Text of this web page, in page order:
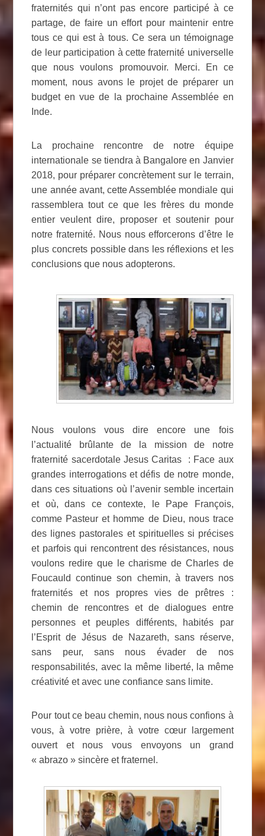
fraternités qui n’ont pas encore participé à ce
partage, de faire un effort pour maintenir entre
tous ce qui est à tous. Ce sera un témoignage
de leur participation à cette fraternité universelle
que nous voulons promouvoir. Merci. En ce
moment, nous avons le projet de préparer un
budget en vue de la prochaine Assemblée en
Inde.
La prochaine rencontre de notre équipe
internationale se tiendra à Bangalore en Janvier
2018, pour préparer concrètement sur le terrain,
une année avant, cette Assemblée mondiale qui
rassemblera tout ce que les frères du monde
entier veulent dire, proposer et soutenir pour
notre fraternité. Nous nous efforcerons d’être le
plus concrets possible dans les réflexions et les
conclusions que nous adopterons.
Nous voulons vous dire encore une fois
l’actualité brûlante de la mission de notre
fraternité sacerdotale Jesus Caritas : Face aux
grandes interrogations et défis de notre monde,
dans ces situations où l’avenir semble incertain
et où, dans ce contexte, le Pape François,
comme Pasteur et homme de Dieu, nous trace
des lignes pastorales et spirituelles si précises
et parfois qui rencontrent des résistances, nous
voulons redire que le charisme de Charles de
Foucauld continue son chemin, à travers nos
fraternités et nos propres vies de prêtres :
chemin de rencontres et de dialogues entre
personnes et peuples différents, habités par
l’Esprit de Jésus de Nazareth, sans réserve,
sans peur, sans nous évader de nos
responsabilités, avec la même liberté, la même
créativité et avec une confiance sans limite.
Pour tout ce beau chemin, nous nous confions à
vous, à votre prière, à votre cœur largement
ouvert et nous vous envoyons un grand
« abrazo » sincère et fraternel.